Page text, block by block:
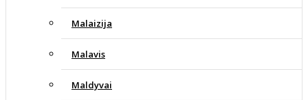
Malaizija
Malavis
Maldyvai